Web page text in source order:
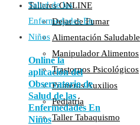
Talleres ONLINE
Dejar de Fumar
Alimentación Saludable
Manipulador Alimentos
Trastornos Psicológicos
Primeros Auxilios
Pediatría
Taller Tabaquismo
Online la
aplicación del
Observatorio de
Salud de las
Enfermedades En
Niños